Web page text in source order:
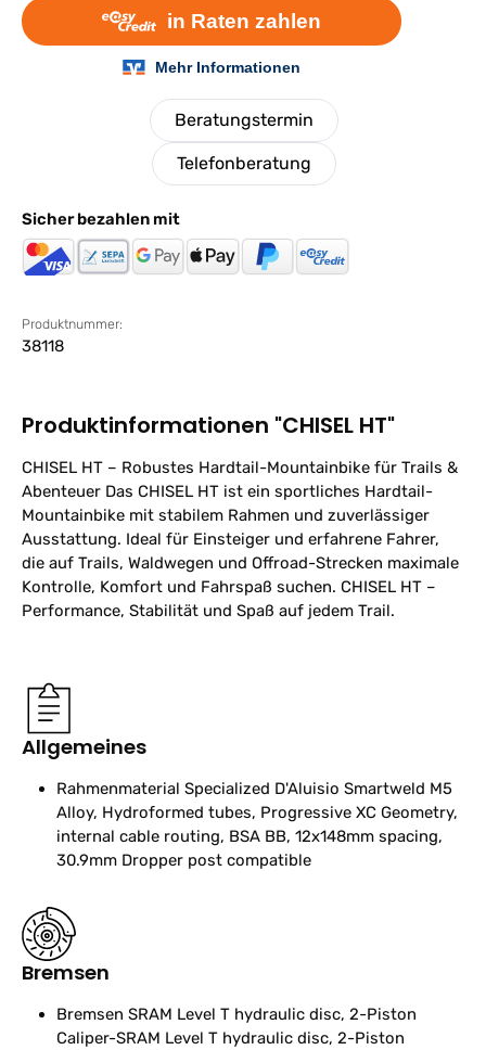
Beratungstermin
Telefonberatung
Sicher bezahlen mit
Produktnummer:
38118
Produktinformationen "CHISEL HT"
CHISEL HT – Robustes Hardtail-Mountainbike für Trails &
Abenteuer Das CHISEL HT ist ein sportliches Hardtail-
Mountainbike mit stabilem Rahmen und zuverlässiger
Ausstattung. Ideal für Einsteiger und erfahrene Fahrer,
die auf Trails, Waldwegen und Offroad-Strecken maximale
Kontrolle, Komfort und Fahrspaß suchen. CHISEL HT –
Performance, Stabilität und Spaß auf jedem Trail.
Allgemeines
Rahmenmaterial Specialized D'Aluisio Smartweld M5
Alloy, Hydroformed tubes, Progressive XC Geometry,
internal cable routing, BSA BB, 12x148mm spacing,
30.9mm Dropper post compatible
Bremsen
Bremsen SRAM Level T hydraulic disc, 2-Piston
Caliper-SRAM Level T hydraulic disc, 2-Piston